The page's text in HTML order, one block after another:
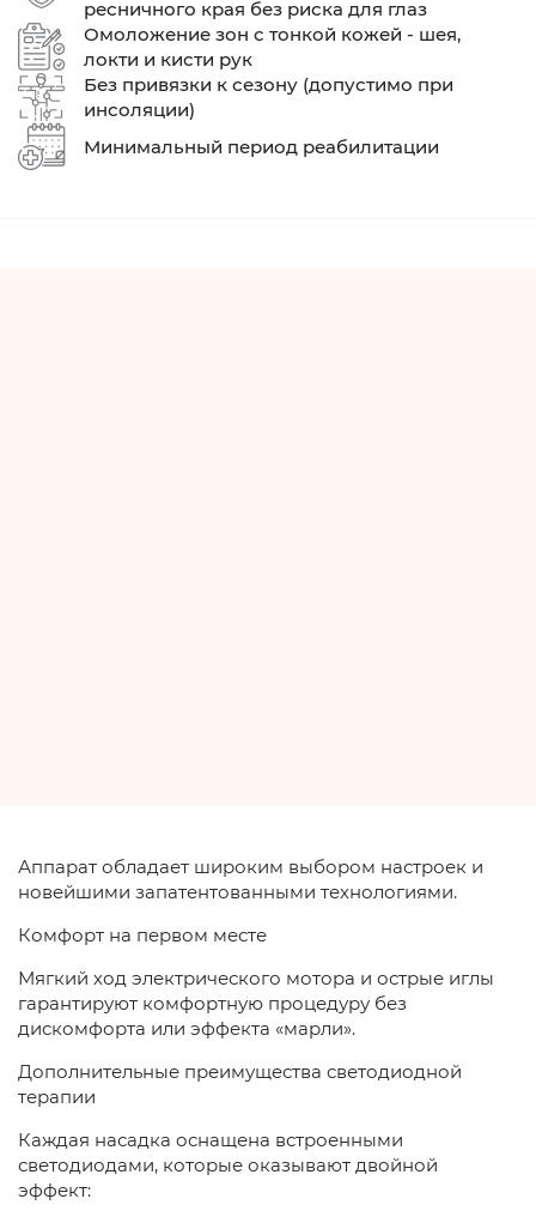
ресничного края без риска для глаз
Омоложение зон с тонкой кожей - шея,
локти и кисти рук
Без привязки к сезону (допустимо при
инсоляции)
Минимальный период реабилитации
Аппарат обладает широким выбором настроек и
новейшими запатентованными технологиями.
Комфорт на первом месте
Мягкий ход электрического мотора и острые иглы
гарантируют комфортную процедуру без
дискомфорта или эффекта «марли».
Дополнительные преимущества светодиодной
терапии
Каждая насадка оснащена встроенными
светодиодами, которые оказывают двойной
эффект: